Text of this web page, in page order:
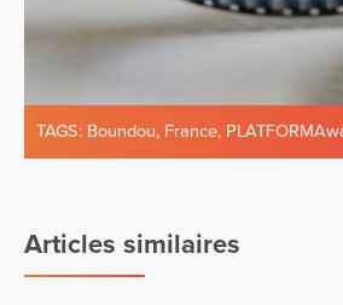
TAGS: Boundou, France,
Articles similaires